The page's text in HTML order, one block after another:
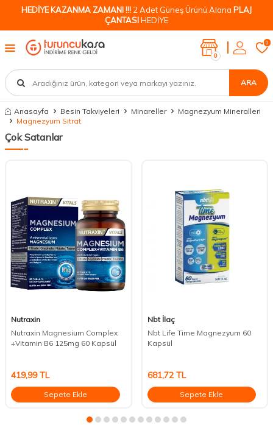
HEDİYE KAZANMA ZAMANI !!! 2 Adet Güneş Ürünü Alana PLAJ
ÇANTASIHEDİYE
ARA
0
0
Anasayfa Besin Takviyeleri Minareller
Magnezyum Mineralleri
Magnezyum Sitrat
Çok Satanlar
Nutraxin
Nutraxin Magnesium Complex
+Vitamin B6 125mg 60 Kapsül
419,99TL
Sepete Ekle
Nbt İlaç
Nbt Life Time Magnezyum 60
Kapsül
681,72TL
Sepete Ekle